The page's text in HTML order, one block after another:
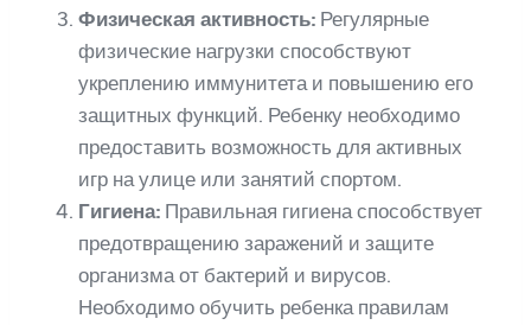
Физическая активность: Регулярные
физические нагрузки способствуют
укреплению иммунитета и повышению его
защитных функций. Ребенку необходимо
предоставить возможность для активных
игр на улице или занятий спортом.
Гигиена: Правильная гигиена способствует
предотвращению заражений и защите
организма от бактерий и вирусов.
Необходимо обучить ребенка правилам